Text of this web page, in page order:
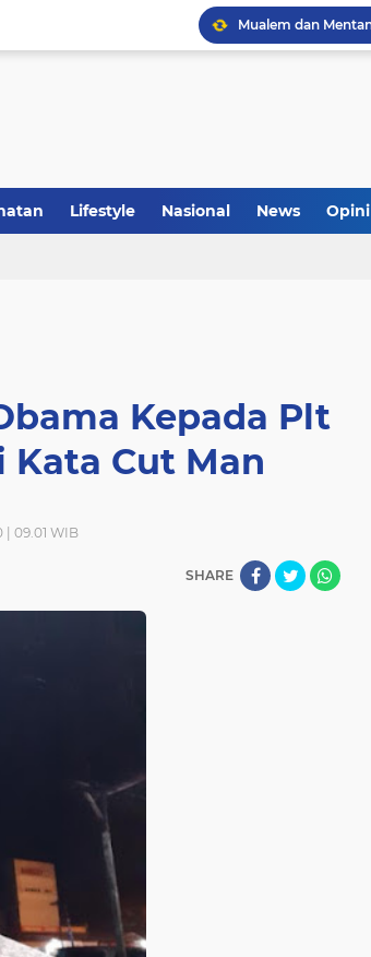
Lifestyle Nasional News Opini
Kepada Plt
Kata Cut Man
| 09.01 WIB
SHARE